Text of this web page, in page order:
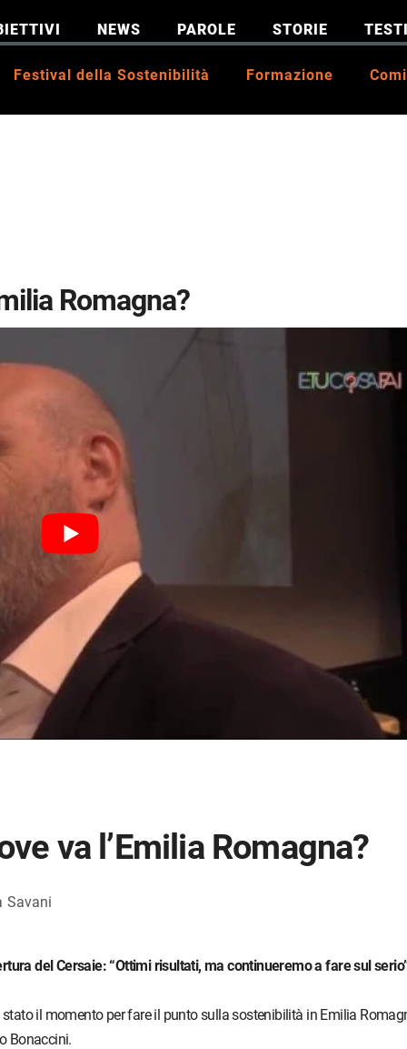
NEWS PAROLE STORIE
Festival della Sostenibilità Formazione
Romagna?
va l’Emilia Romagna?
Savani
del Cersaie: “Ottimi risultati, ma continueremo a fare sul
stato il momento per fare il punto sulla sostenibilità in Emilia
Bonaccini.